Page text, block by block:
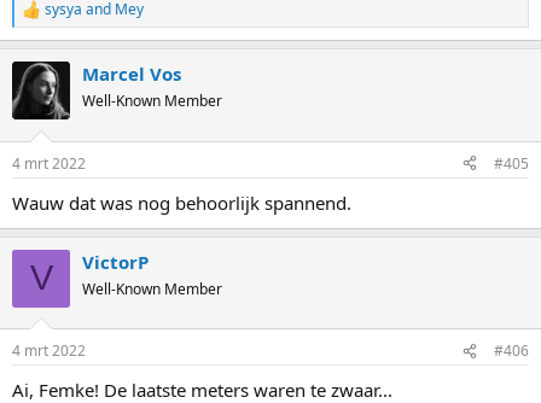
R
e
c
t
s
sysya and Mey
Marcel Vos
Well-Known Member
4 mrt 2022 #405
Wauw dat was nog behoorlijk spannend.
V VictorP
Well-Known Member
4 mrt 2022 #406
Ai, Femke! De laatste meters waren te zwaar...